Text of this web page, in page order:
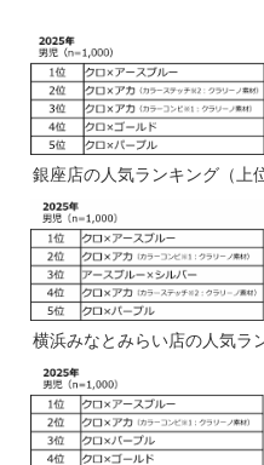
銀座店の人気ランキング（上
横浜みなとみらい店の人気ラ